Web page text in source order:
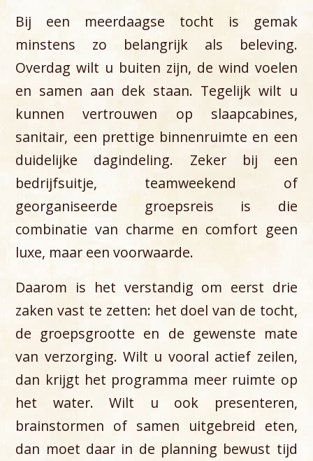
Bij een meerdaagse tocht is gemak
minstens zo belangrijk als beleving.
Overdag wilt u buiten zijn, de wind voelen
en samen aan dek staan. Tegelijk wilt u
kunnen vertrouwen op slaapcabines,
sanitair, een prettige binnenruimte en een
duidelijke dagindeling. Zeker bij een
bedrijfsuitje, teamweekend of
georganiseerde groepsreis is die
combinatie van charme en comfort geen
luxe, maar een voorwaarde.
Daarom is het verstandig om eerst drie
zaken vast te zetten: het doel van de tocht,
de groepsgrootte en de gewenste mate
van verzorging. Wilt u vooral actief zeilen,
dan krijgt het programma meer ruimte op
het water. Wilt u ook presenteren,
brainstormen of samen uitgebreid eten,
dan moet daar in de planning bewust tijd